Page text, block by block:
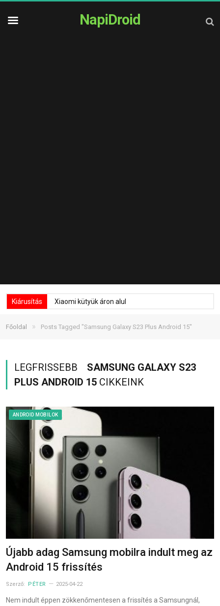
NapiDroid
Kiárusítás Xiaomi kütyük áron alul
Főoldal » Posts Tagged "Samsung Galaxy S23 Plus Android 15"
LEGFRISSEBB
SAMSUNG GALAXY S23
PLUS ANDROID 15 CIKKEINK
ANDROID MOBILOK
Újabb adag Samsung mobilra indult meg az
Android 15 frissítés
Szerző: PÉTER 2025-04-22
Nem indult éppen zökkenőmentesen a frissítés a Samsungnál,